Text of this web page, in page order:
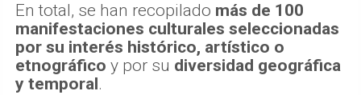
En total, se han recopilado más de 100
manifestaciones culturales seleccionadas
por su interés histórico, artístico o
etnográfico y por su diversidad geográfica
y temporal.